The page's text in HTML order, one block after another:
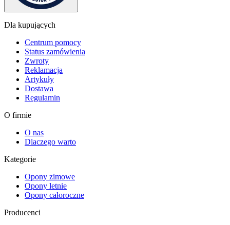
Dla kupujących
Centrum pomocy
Status zamówienia
Zwroty
Reklamacja
Artykuły
Dostawa
Regulamin
O firmie
O nas
Dlaczego warto
Kategorie
Opony zimowe
Opony letnie
Opony całoroczne
Producenci